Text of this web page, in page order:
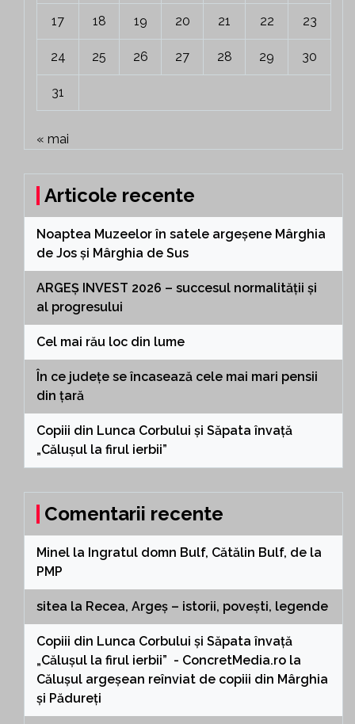
17 18 19 20 21 22 23
24 25 26 27 28 29 30
31
« mai
Articole recente
Noaptea Muzeelor în satele argeșene Mârghia
de Jos și Mârghia de Sus
ARGEȘ INVEST 2026 – succesul normalității și
al progresului
Cel mai rău loc din lume
În ce județe se încasează cele mai mari pensii
din țară
Copiii din Lunca Corbului și Săpata învață
„Călușul la firul ierbii”
Comentarii recente
Minel la Ingratul domn Bulf, Cătălin Bulf, de la
PMP
sitea la Recea, Argeș – istorii, povești, legende
Copiii din Lunca Corbului și Săpata învață
„Călușul la firul ierbii” - ConcretMedia.ro la
Călușul argeșean reînviat de copiii din Mârghia
și Pădureți